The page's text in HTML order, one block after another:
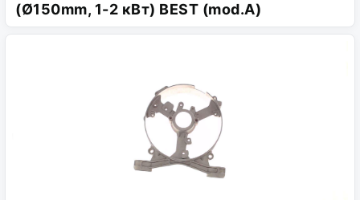
(Ø150mm, 1-2 кВт) BEST (mod.A)